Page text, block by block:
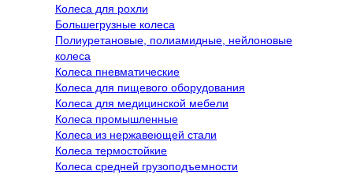
Колеса для рохли
Большегрузные колеса
Полиуретановые, полиамидные, нейлоновые
колеса
Колеса пневматические
Колеса для пищевого оборудования
Колеса для медицинской мебели
Колеса промышленные
Колеса из нержавеющей стали
Колеса термостойкие
Колеса средней грузоподъемности